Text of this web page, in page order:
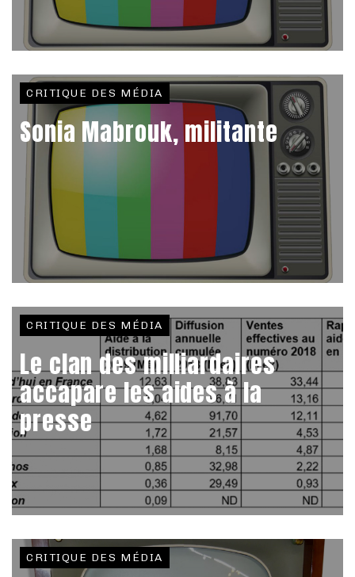
CRITIQUE DES MÉDIA
Sonia Mabrouk, militante
CRITIQUE DES MÉDIA
Le clan des milliardaires
accapare les aides à la
presse
CRITIQUE DES MÉDIA